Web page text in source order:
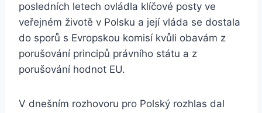
posledních letech ovládla klíčové posty ve
veřejném životě v Polsku a její vláda se dostala
do sporů s Evropskou komisí kvůli obavám z
porušování principů právního státu a z
porušování hodnot EU.
V dnešním rozhovoru pro Polský rozhlas dal